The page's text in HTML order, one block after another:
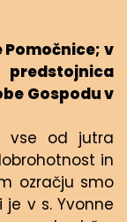
Pomočnice; v
predstojnica
Gospodu v
vse od jutra
in
ozračju smo
je v s. Yvonne